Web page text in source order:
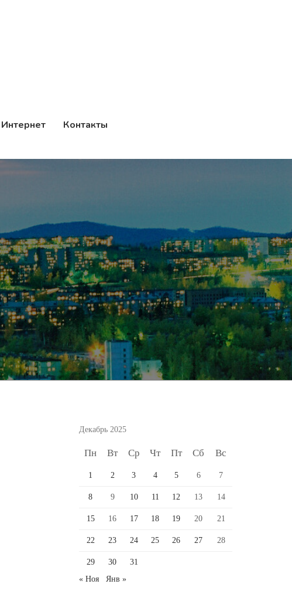
Интернет Контакты
Декабрь 2025
Пн Вт Ср Чт Пт Сб Вс
1 2 3 4 5 6 7
8 9 10 11 12 13 14
15 16 17 18 19 20 21
22 23 24 25 26 27 28
29 30
31
« Ноя
Янв »